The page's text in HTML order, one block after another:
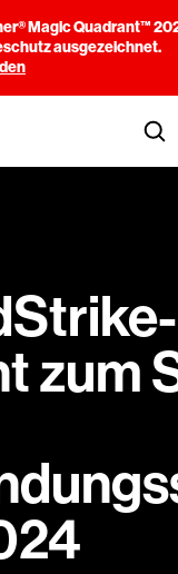
Magic Quadrant™
ausgezeichnet.
zum